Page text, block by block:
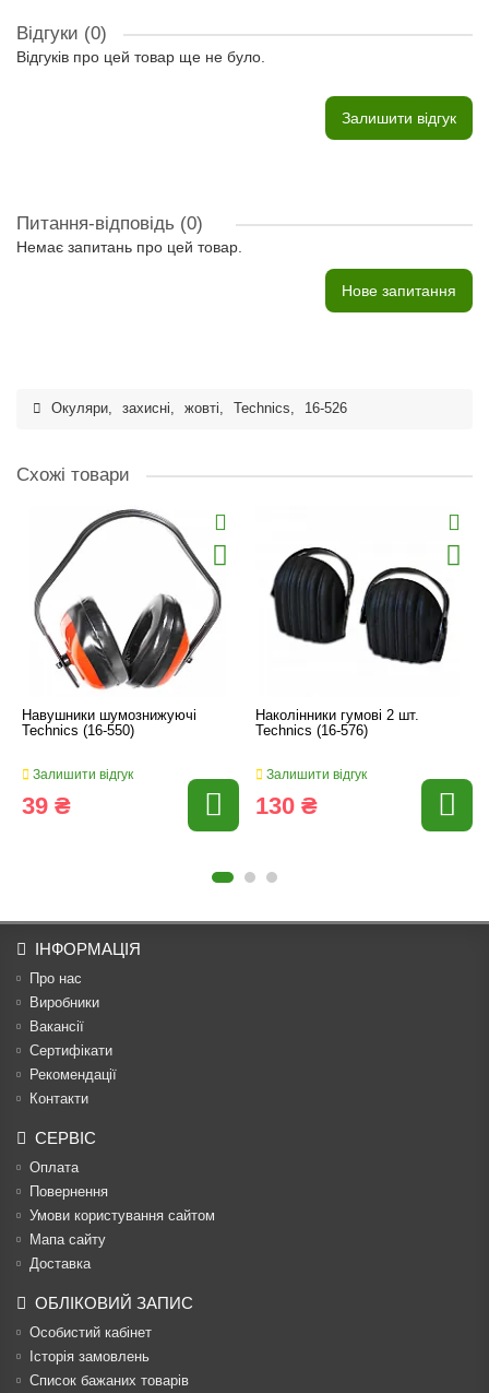
Відгуки (0)
Відгуків про цей товар ще не було.
Залишити відгук
Питання-відповідь (0)
Немає запитань про цей товар.
Нове запитання
Окуляри, захисні, жовті, Technics, 16-526
Схожі товари
Навушники шумознижуючі
Technics (16-550)
Залишити відгук
39 ₴
Наколінники гумові 2 шт.
Technics (16-576)
Залишити відгук
130 ₴
ІНФОРМАЦІЯ
Про нас
Виробники
Вакансії
Сертифікати
Рекомендації
Контакти
СЕРВІС
Оплата
Повернення
Умови користування сайтом
Мапа сайту
Доставка
ОБЛІКОВИЙ ЗАПИС
Особистий кабінет
Історія замовлень
Список бажаних товарів